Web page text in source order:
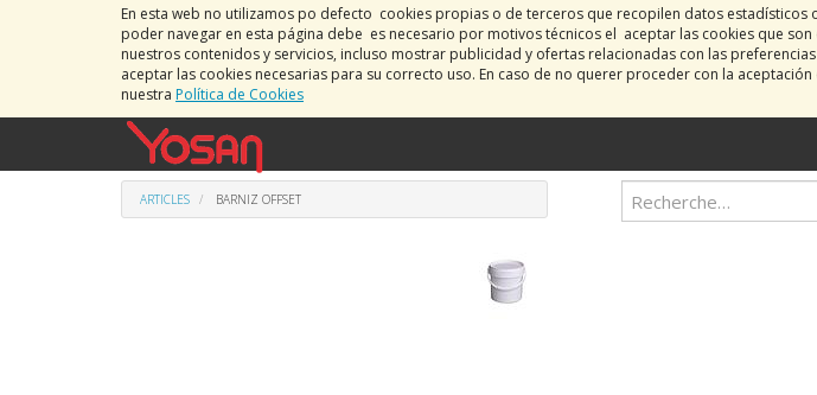
En esta web no utilizamos po defecto cookies propias o de terceros que recopilen datos
poder navegar en esta página debe es necesario por motivos técnicos el aceptar las cookies que
nuestros contenidos y servicios, incluso mostrar publicidad y ofertas relacionadas con las
aceptar las cookies necesarias para su correcto uso. En caso de no querer proceder con la
nuestra Política de Cookies
ARTICLES BARNIZ OFFSET